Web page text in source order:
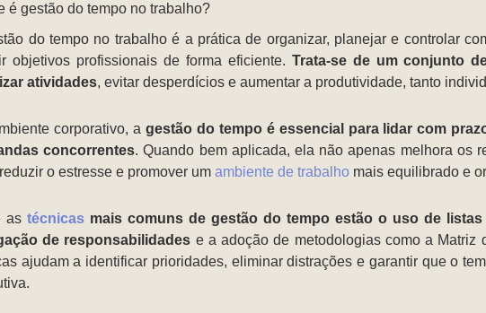
é gestão do tempo no trabalho?
do tempo no trabalho é a prática de organizar, planejar e controlar
objetivos profissionais de forma eficiente. Trata-se de um conjunto
atividades, evitar desperdícios e aumentar a produtividade, tanto
corporativo, a gestão do tempo é essencial para lidar com
concorrentes. Quando bem aplicada, ela não apenas melhora os
o estresse e promover um ambiente de trabalho mais equilibrado e
as técnicas mais comuns de gestão do tempo estão o uso de
de responsabilidades e a adoção de metodologias como a Matriz
ajudam a identificar prioridades, eliminar distrações e garantir que o